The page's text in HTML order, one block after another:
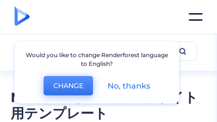
NPOチャリティウエブサイト
用テンプレート
チャリティー
Would you like to change Renderforest language
to English?
CHANGE No, thanks